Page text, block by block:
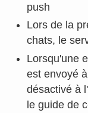
push
Lors de la
chats, le
Lorsqu'une
est envoyé
désactivé à
le guide de